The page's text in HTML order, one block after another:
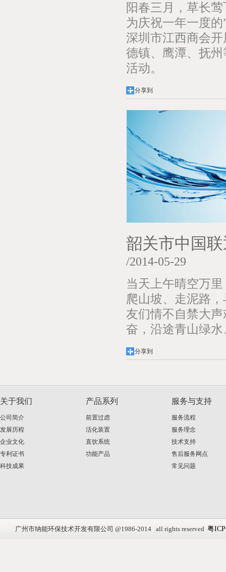
阳春三月，草长
为庆祝一年一度
深圳市江西商会
德镇、鹰潭、抚
活动。
分享到
韶关市中国
/2014-05-29
当天上午晴空万
爬山坡、走泥路
友们情不自禁大
奋，沿途青山绿
分享到
关于我们
公司简介
发展历程
企业文化
专利证书
科技成果
产品系列
前置过虑
活化装置
直饮系统
功能产品
服务与支持
服务流程
服务理念
技术支持
售后服务网点
常见问题
广州市纳能环保技术开发有限公司 @1986-2014 all rights reserved 粤